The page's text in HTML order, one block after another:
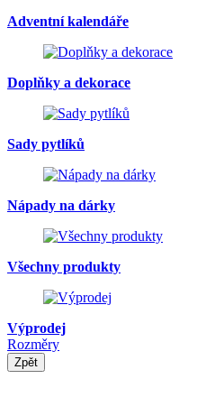
Adventní kalendáře
Doplňky a dekorace
Sady pytlíků
Nápady na dárky
Všechny produkty
Výprodej
Rozměry
Zpět